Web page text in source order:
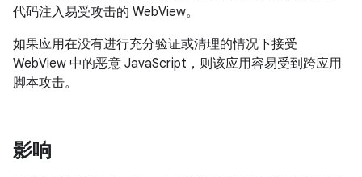
代码注入易受攻击的 WebView。
如果应用在没有进行充分验证或清理的情况下接受
WebView 中的恶意 JavaScript，则该应用容易受到跨应用
脚本攻击。
影响